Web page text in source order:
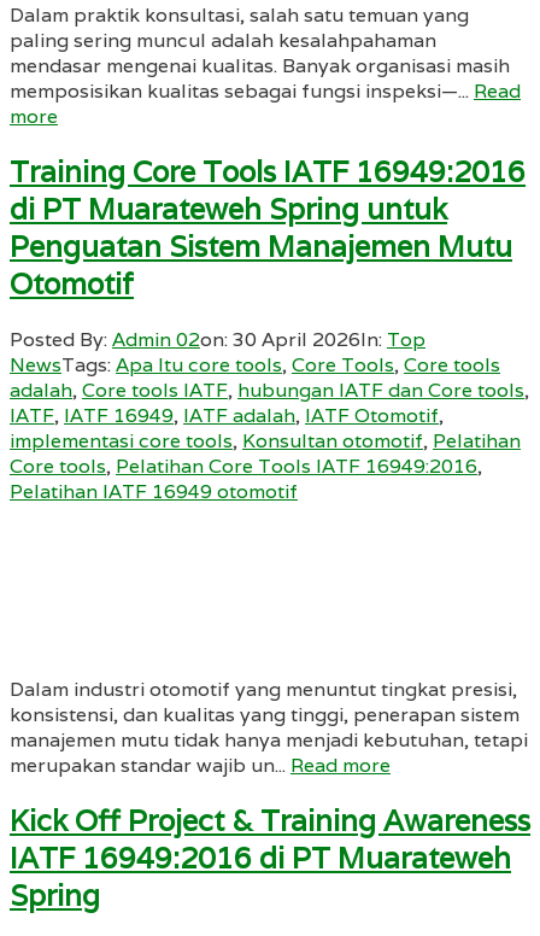
Dalam praktik konsultasi, salah satu temuan yang
paling sering muncul adalah kesalahpahaman
mendasar mengenai kualitas. Banyak organisasi masih
memposisikan kualitas sebagai fungsi inspeksi—... Read
more
Training Core Tools IATF 16949:2016
di PT Muarateweh Spring untuk
Penguatan Sistem Manajemen Mutu
Otomotif
Posted By:Admin 02on:30 April 2026In: Top
NewsTags:Apa Itu core tools,Core Tools,Core tools
adalah,Core tools IATF, hubungan IATF dan Core tools,
IATF, IATF 16949, IATF adalah, IATF Otomotif,
implementasi core tools, Konsultan otomotif, Pelatihan
Core tools, Pelatihan Core Tools IATF 16949:2016,
Pelatihan IATF 16949 otomotif
Dalam industri otomotif yang menuntut tingkat presisi,
konsistensi, dan kualitas yang tinggi, penerapan sistem
manajemen mutu tidak hanya menjadi kebutuhan, tetapi
merupakan standar wajib un... Read more
Kick Off Project & Training Awareness
IATF 16949:2016 di PT Muarateweh
Spring